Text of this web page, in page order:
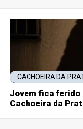
CACHOEIRA DA
Jovem fica ferido
Cachoeira da